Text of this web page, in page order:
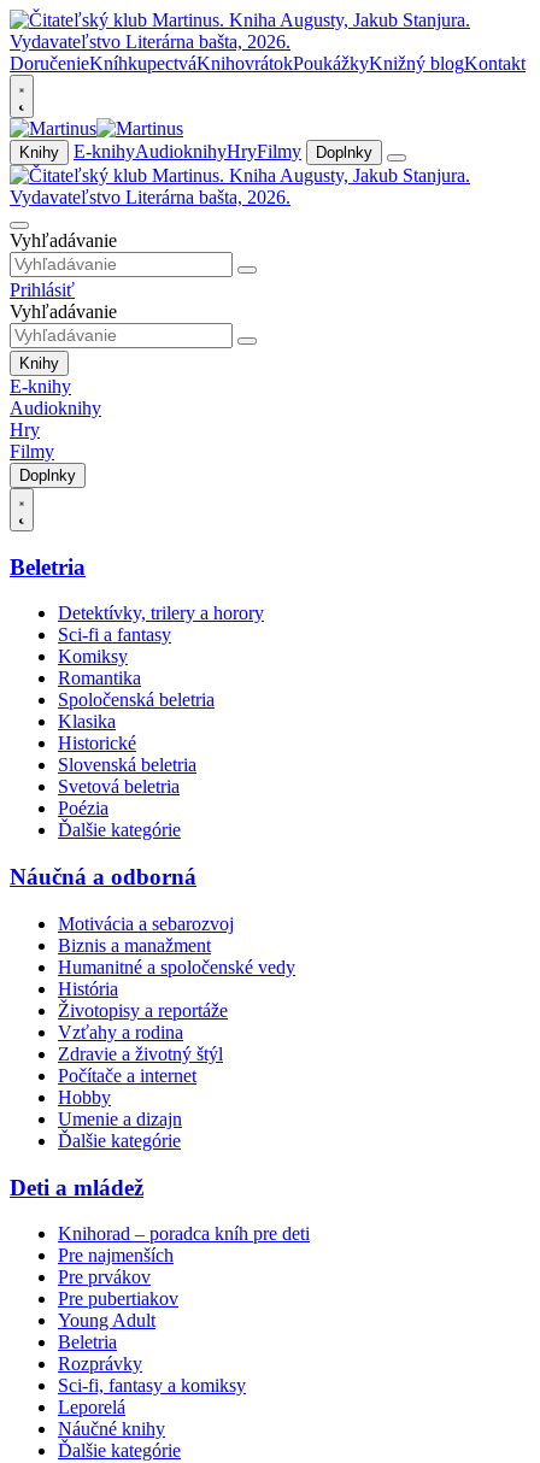
DoručenieKníhkupectváKnihovrátokPoukážkyKnižný blogKontakt
Knihy E-knihyAudioknihyHryFilmy Doplnky
Vyhľadávanie
Prihlásiť
Vyhľadávanie
Knihy
E-knihy
Audioknihy
Hry
Filmy
Doplnky
Beletria
Detektívky, trilery a horory
Sci-fi a fantasy
Komiksy
Romantika
Spoločenská beletria
Klasika
Historické
Slovenská beletria
Svetová beletria
Poézia
Ďalšie kategórie
Náučná a odborná
Motivácia a sebarozvoj
Biznis a manažment
Humanitné a spoločenské vedy
História
Životopisy a reportáže
Vzťahy a rodina
Zdravie a životný štýl
Počítače a internet
Hobby
Umenie a dizajn
Ďalšie kategórie
Deti a mládež
Knihorad – poradca kníh pre deti
Pre najmenších
Pre prvákov
Pre pubertiakov
Young Adult
Beletria
Rozprávky
Sci-fi, fantasy a komiksy
Leporelá
Náučné knihy
Ďalšie kategórie